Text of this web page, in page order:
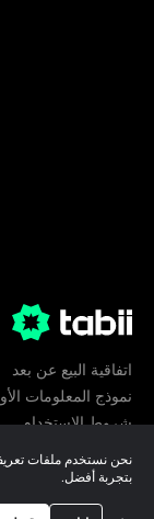
اتفاقية البيع عن بعد
نموذج المعلومات
شروط الإستخدام
تفضيلات ملفات تعريف
نحن نستخدم ملفات
بتجربة أفضل.